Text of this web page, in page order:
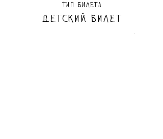
Тип билета
Детский билет